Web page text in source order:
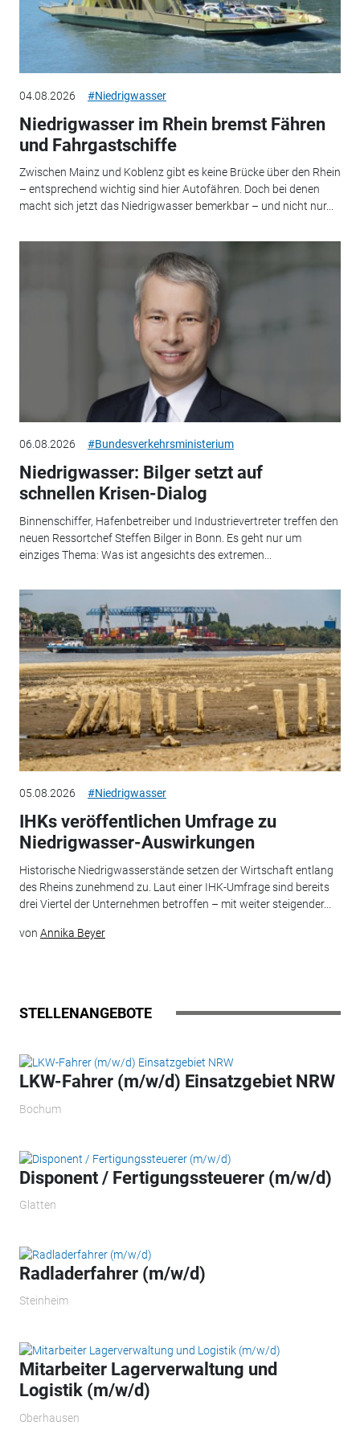
04.08.2026 #Niedrigwasser
Niedrigwasser im Rhein bremst Fähren
und Fahrgastschiffe
Zwischen Mainz und Koblenz gibt es keine Brücke über den Rhein
– entsprechend wichtig sind hier Autofähren. Doch bei denen
macht sich jetzt das Niedrigwasser bemerkbar – und nicht nur...
06.08.2026 #Bundesverkehrsministerium
Niedrigwasser: Bilger setzt auf
schnellen Krisen-Dialog
Binnenschiffer, Hafenbetreiber und Industrievertreter treffen den
neuen Ressortchef Steffen Bilger in Bonn. Es geht nur um
einziges Thema: Was ist angesichts des extremen...
05.08.2026 #Niedrigwasser
IHKs veröffentlichen Umfrage zu
Niedrigwasser-Auswirkungen
Historische Niedrigwasserstände setzen der Wirtschaft entlang
des Rheins zunehmend zu. Laut einer IHK-Umfrage sind bereits
drei Viertel der Unternehmen betroffen – mit weiter steigender...
von Annika Beyer
STELLENANGEBOTE
LKW-Fahrer (m/w/d) Einsatzgebiet NRW
Bochum
Disponent / Fertigungssteuerer (m/w/d)
Glatten
Radladerfahrer (m/w/d)
Steinheim
Mitarbeiter Lagerverwaltung und
Logistik (m/w/d)
Oberhausen